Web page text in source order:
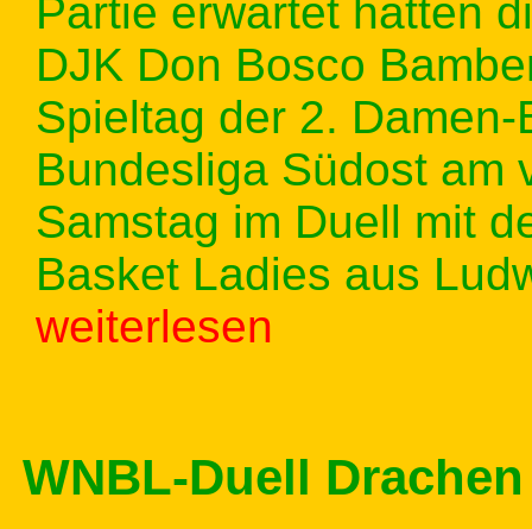
Partie erwartet hatten
DJK Don Bosco
Spieltag der 2.
Bundesliga Südost am
Samstag im Duell mit
Basket Ladies aus
weiterlesen
WNBL-Duell